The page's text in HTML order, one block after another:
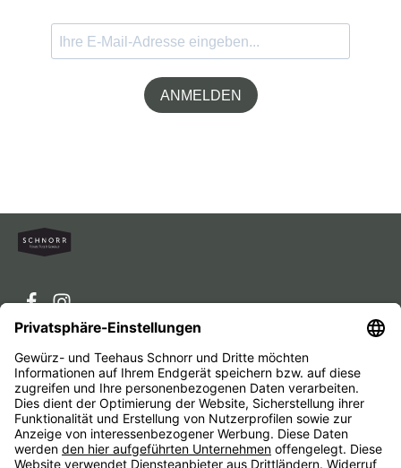
ANMELDEN
Service-Hotline
Service
Unternehmen